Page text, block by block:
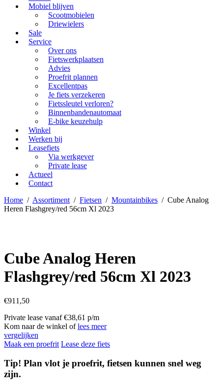
Mobiel blijven
Scootmobielen
Driewielers
Sale
Service
Over ons
Fietswerkplaatsen
Advies
Proefrit plannen
Excellentpas
Je fiets verzekeren
Fietssleutel verloren?
Binnenbandenautomaat
E-bike keuzehulp
Winkel
Werken bij
Leasefiets
Via werkgever
Private lease
Actueel
Contact
Home / Assortiment / Fietsen / Mountainbikes / Cube Analog
Heren Flashgrey/red 56cm Xl 2023
Cube Analog Heren
Flashgrey/red 56cm Xl 2023
€911,50
Private lease vanaf €38,61 p/m
Kom naar de winkel oflees meer
vergelijken
Maak een proefrit Lease deze fiets
Tip! Plan vlot je proefrit, fietsen kunnen snel weg
zijn.